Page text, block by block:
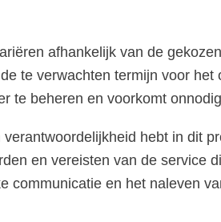
afhankelijk van de
te verwachten termijn voor het
te beheren en voorkomt
hebt in dit
en vereisten van de service
communicatie en het naleven